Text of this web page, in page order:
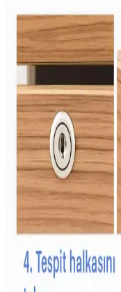
Şans Şekeri Nedir
Bir Gelenek
Şans şekeri, renkli ve
geleneksel bir tatlıdır.
kültürel semboller ve
Çişe Alıştırma
Konforlu Tuvalet
Çişe alıştırma külodu,
yardımcı olan su
önemli bir araçtır.
Bebekler İçin
Seçim Rehberi
Bebeklerin hijyen ve
önemlidir. Güvenlik,